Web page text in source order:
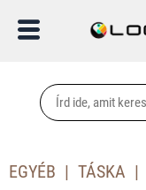
EGYÉB TÁSKA